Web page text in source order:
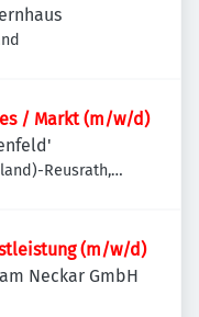
/ Markt (m/w/d)
Reusrath,
(m/w/d)
Neckar GmbH